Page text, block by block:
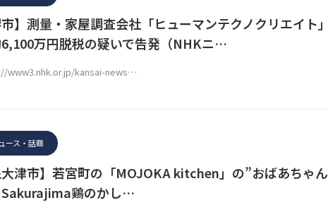
市】測量・家屋調査会社「ヒューマンテクノクリエイト」
万円脱税の疑いで告発（NHKニ…
www3.nhk.or.jp/kansai-news…
ース・話題
大津市】若宮町の「MOJOKA kitchen」の”おばあちゃん
Sakurajima鶏のかし…